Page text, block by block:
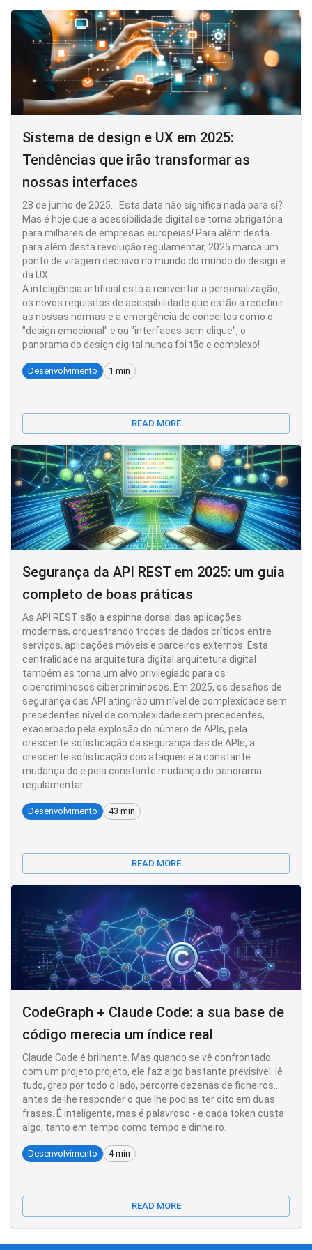
Sistema de design e UX em 2025:
Tendências que irão transformar as
nossas interfaces
28 de junho de 2025... Esta data não significa nada para si?
Mas é hoje que a acessibilidade digital se torna obrigatória
para milhares de empresas europeias! Para além desta
para além desta revolução regulamentar, 2025 marca um
ponto de viragem decisivo no mundo do mundo do design e
da UX.
A inteligência artificial está a reinventar a personalização,
os novos requisitos de acessibilidade que estão a redefinir
as nossas normas e a emergência de conceitos como o
"design emocional" e ou "interfaces sem clique", o
panorama do design digital nunca foi tão e complexo!
Desenvolvimento 1 min
READ MORE
Segurança da API REST em 2025: um guia
completo de boas práticas
As API REST são a espinha dorsal das aplicações
modernas, orquestrando trocas de dados críticos entre
serviços, aplicações móveis e parceiros externos. Esta
centralidade na arquitetura digital arquitetura digital
também as torna um alvo privilegiado para os
cibercriminosos cibercriminosos. Em 2025, os desafios de
segurança das API atingirão um nível de complexidade sem
precedentes nível de complexidade sem precedentes,
exacerbado pela explosão do número de APIs, pela
crescente sofisticação da segurança das de APIs, a
crescente sofisticação dos ataques e a constante
mudança do e pela constante mudança do panorama
regulamentar.
Desenvolvimento 43 min
READ MORE
CodeGraph + Claude Code: a sua base de
código merecia um índice real
Claude Code é brilhante. Mas quando se vê confrontado
com um projeto projeto, ele faz algo bastante previsível: lê
tudo, grep por todo o lado, percorre dezenas de ficheiros...
antes de lhe responder o que lhe podias ter dito em duas
frases. É inteligente, mas é palavroso - e cada token custa
algo, tanto em tempo como tempo e dinheiro.
Desenvolvimento 4 min
READ MORE